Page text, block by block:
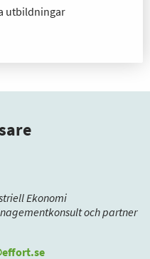
utbildningar
Ekonomi
och partner